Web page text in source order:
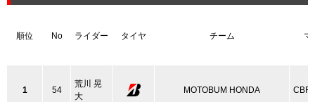
順位 No ライダー タイヤ チーム マ
1 54
荒川 晃
大
MOTOBUM HONDA